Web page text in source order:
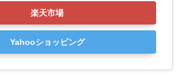
楽天市場
Yahooショッピング